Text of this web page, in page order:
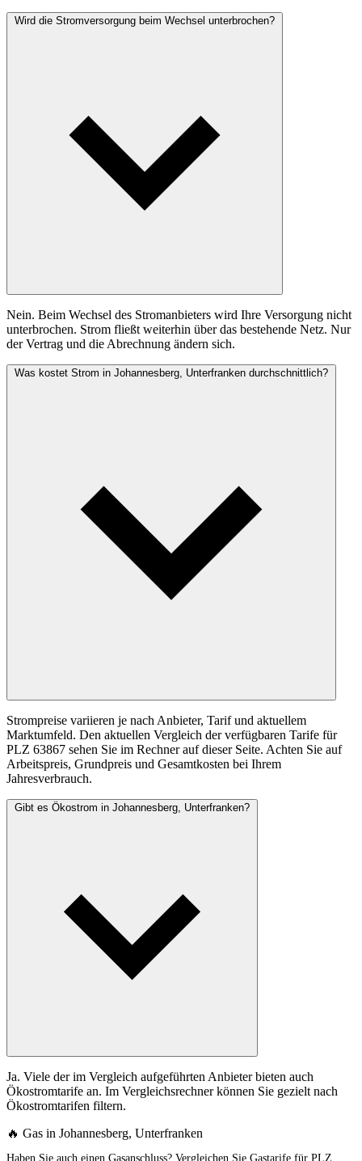
Wird die Stromversorgung beim Wechsel unterbrochen?
Nein. Beim Wechsel des Stromanbieters wird Ihre Versorgung nicht
unterbrochen. Strom fließt weiterhin über das bestehende Netz. Nur
der Vertrag und die Abrechnung ändern sich.
Was kostet Strom in Johannesberg, Unterfranken durchschnittlich?
Strompreise variieren je nach Anbieter, Tarif und aktuellem
Marktumfeld. Den aktuellen Vergleich der verfügbaren Tarife für
PLZ 63867 sehen Sie im Rechner auf dieser Seite. Achten Sie auf
Arbeitspreis, Grundpreis und Gesamtkosten bei Ihrem
Jahresverbrauch.
Gibt es Ökostrom in Johannesberg, Unterfranken?
Ja. Viele der im Vergleich aufgeführten Anbieter bieten auch
Ökostromtarife an. Im Vergleichsrechner können Sie gezielt nach
Ökostromtarifen filtern.
🔥 Gas in Johannesberg, Unterfranken
Haben Sie auch einen Gasanschluss? Vergleichen Sie Gastarife für PLZ